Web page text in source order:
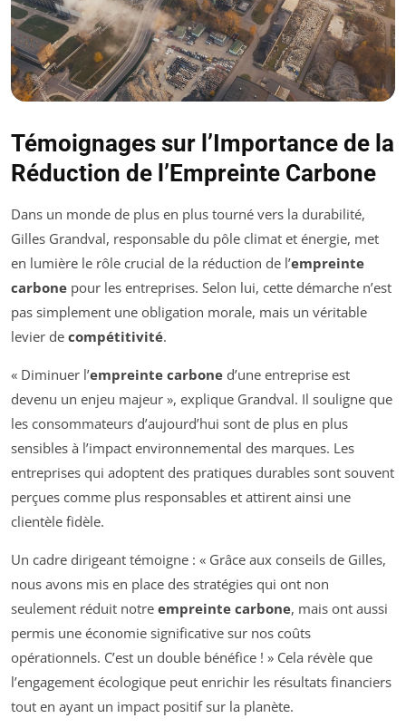
Témoignages sur l’Importance de la
Réduction de l’Empreinte Carbone
Dans un monde de plus en plus tourné vers la durabilité,
Gilles Grandval, responsable du pôle climat et énergie, met
en lumière le rôle crucial de la réduction de l’empreinte
carbone pour les entreprises. Selon lui, cette démarche n’est
pas simplement une obligation morale, mais un véritable
levier de compétitivité.
« Diminuer l’empreinte carbone d’une entreprise est
devenu un enjeu majeur », explique Grandval. Il souligne que
les consommateurs d’aujourd’hui sont de plus en plus
sensibles à l’impact environnemental des marques. Les
entreprises qui adoptent des pratiques durables sont souvent
perçues comme plus responsables et attirent ainsi une
clientèle fidèle.
Un cadre dirigeant témoigne : « Grâce aux conseils de Gilles,
nous avons mis en place des stratégies qui ont non
seulement réduit notre empreinte carbone, mais ont aussi
permis une économie significative sur nos coûts
opérationnels. C’est un double bénéfice ! » Cela révèle que
l’engagement écologique peut enrichir les résultats financiers
tout en ayant un impact positif sur la planète.